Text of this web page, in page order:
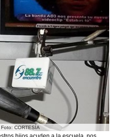
CORTESÍA